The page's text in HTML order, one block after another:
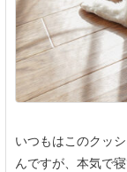
いつもはこのクッ
んですが、本気で